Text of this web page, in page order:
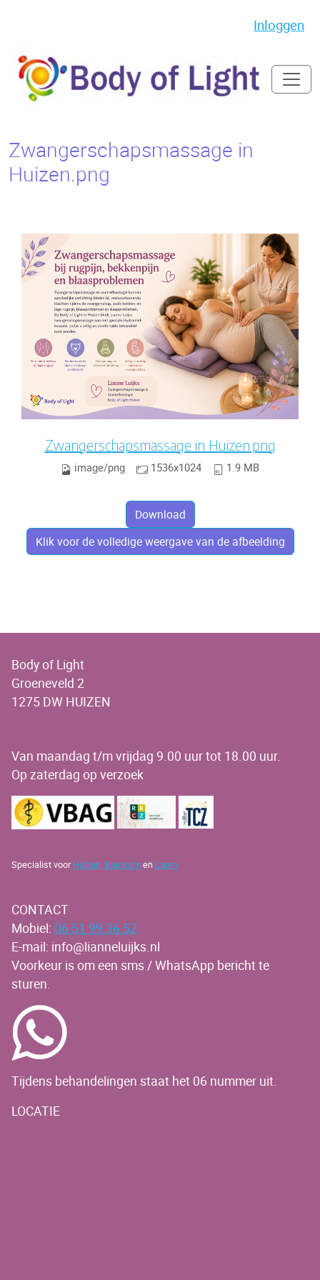
Inloggen
Zwangerschapsmassage in
Huizen.png
Zwangerschapsmassage in Huizen.png
image/png 1536x1024 1.9 MB
Download
Klik voor de volledige weergave van de afbeelding
Body of Light
Groeneveld 2
1275 DW HUIZEN
Van maandag t/m vrijdag 9.00 uur tot 18.00 uur.
Op zaterdag op verzoek
Specialist voor Huizen, Blaricumen Laren
CONTACT
Mobiel: 06 51 99 36 52
E-mail: info@lianneluijks.nl
Voorkeur is om een sms / WhatsApp bericht te
sturen.
Tijdens behandelingen staat het 06 nummer uit.
LOCATIE